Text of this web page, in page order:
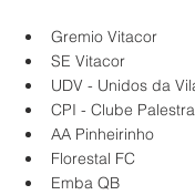
Gremio Vitacor
SE Vitacor
UDV - Unidos da
CPI - Clube
AA Pinheirinho
Florestal FC
Emba QB